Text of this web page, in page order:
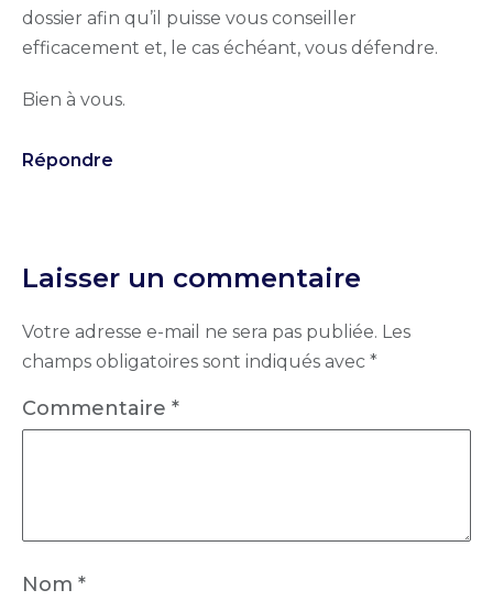
dossier afin qu’il puisse vous conseiller
efficacement et, le cas échéant, vous défendre.
Bien à vous.
Répondre
Laisser un commentaire
Votre adresse e-mail ne sera pas publiée. Les
champs obligatoires sont indiqués avec *
Commentaire *
Nom *